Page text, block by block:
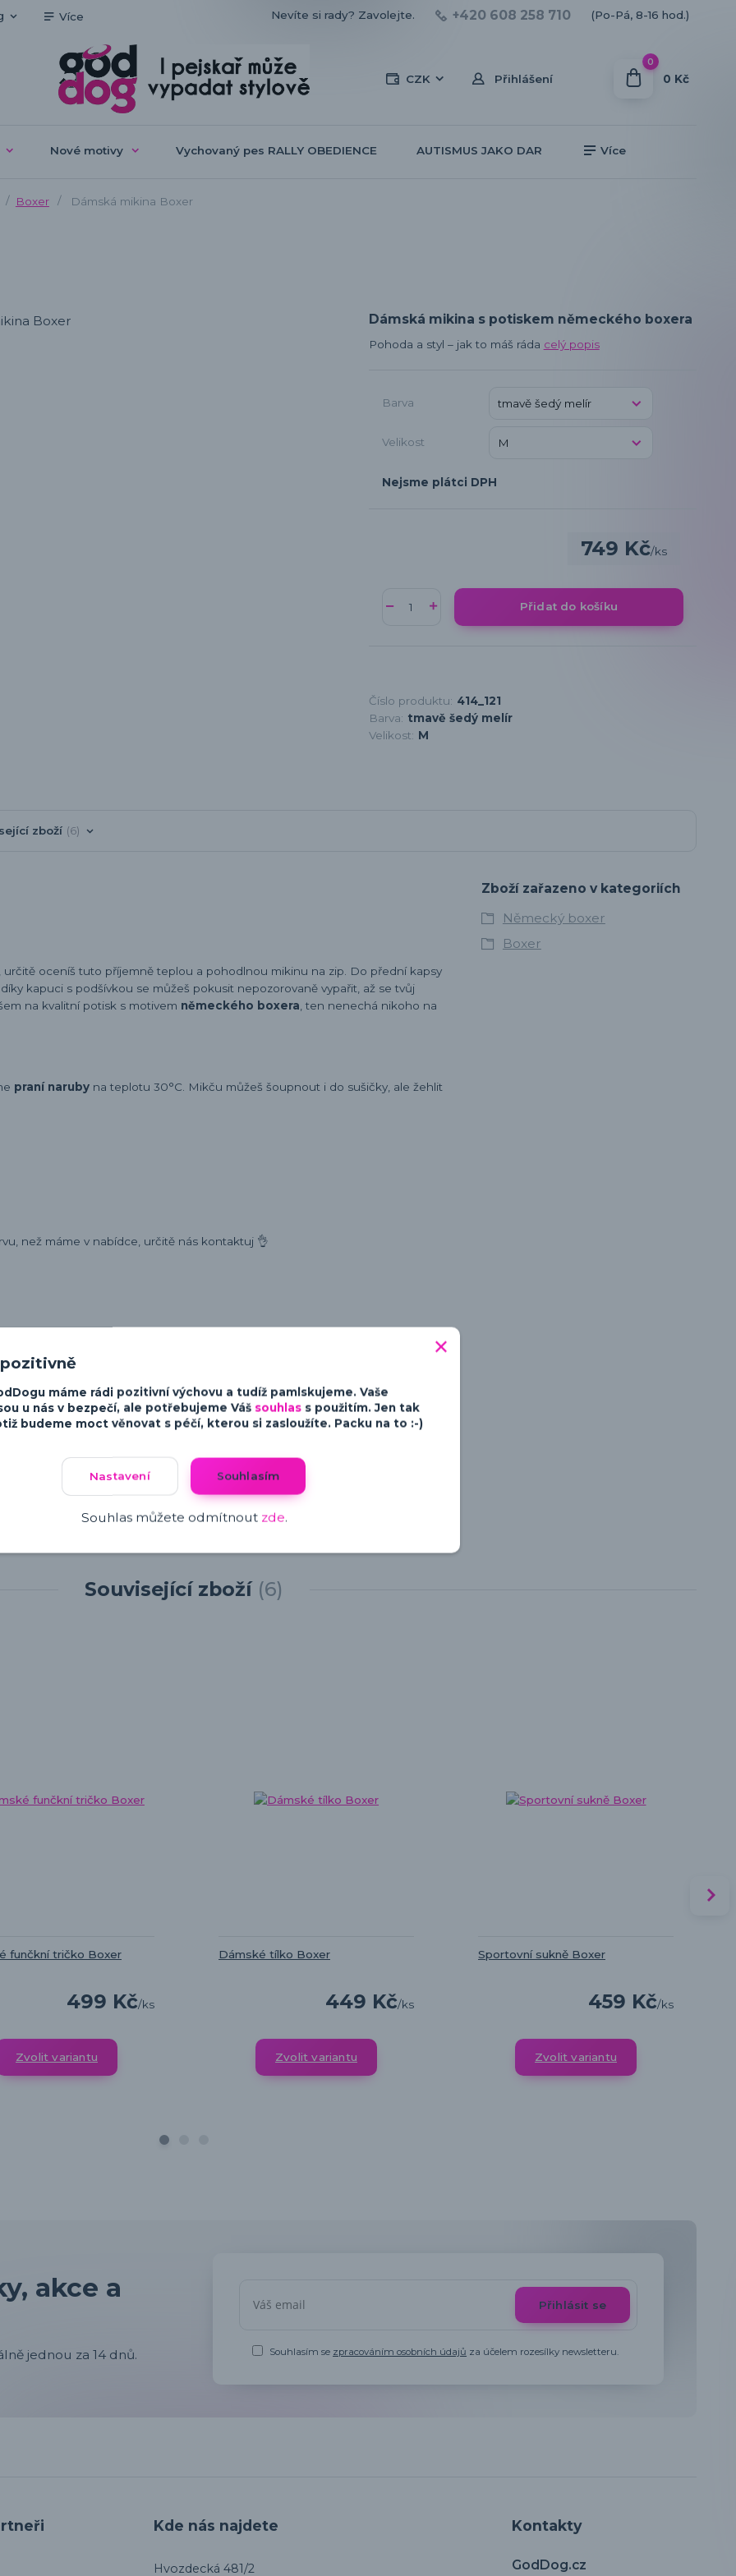
Více
CZK Přihlášení
Nevíte si rady? Zavolejte. +420 608 258 710 (Po-Pá, 8-16 hod.)
0
0 Kč
Nové motivy Vychovaný pes RALLY OBEDIENCE AUTISMUS JAKO DAR Více
Boxer Dámská mikina Boxer
Dámská mikina s potiskem německého boxera
Pohoda a styl – jak to máš ráda celý popis
Barva
Velikost
Nejsme plátci DPH
749 Kč/ks
Přidat do košíku
Číslo produktu: 414_121
Barva: tmavě šedý melír
Velikost: M
zboží 6
určitě oceníš tuto příjemně teplou a pohodlnou mikinu na zip. Do přední kapsy
díky kapuci s podšívkou se můžeš pokusit nepozorovaně vypařit, až se tvůj
na kvalitní potisk s motivem německého boxera , ten nenechá nikoho na
praní naruby na teplotu 30°C. Mikču můžeš šoupnout i do sušičky, ale žehlit
než máme v nabídce, určitě nás kontaktuj 👌
a charakter psů. Od minimalistických a moderních designů po vtipné a hravé
ke psům.
Zboží zařazeno v kategoriích
Německý boxer
Boxer
Související zboží 6
funčkní tričko Boxer
499 Kč/ks
Zvolit variantu
Dámské tílko Boxer
449 Kč/ks
Zvolit variantu
Sportovní sukně Boxer
459 Kč/ks
Zvolit variantu
akce a
jednou za 14 dnů.
Přihlásit se
Souhlasím se zpracováním osobních údajů za účelem rozesílky newsletteru.
Kde nás najdete
Hvozdecká 481/2
Kontakty
GodDog.cz
máme rádi pozitivní výchovu a tudíž pamlskujeme. Vaše
u nás v bezpečí, ale potřebujeme Váš souhlas s použitím. Jen tak
budeme moct věnovat s péčí, kterou si zasloužíte. Packu na to :-)
Nastavení Souhlasím
Souhlas můžete odmítnout zde.